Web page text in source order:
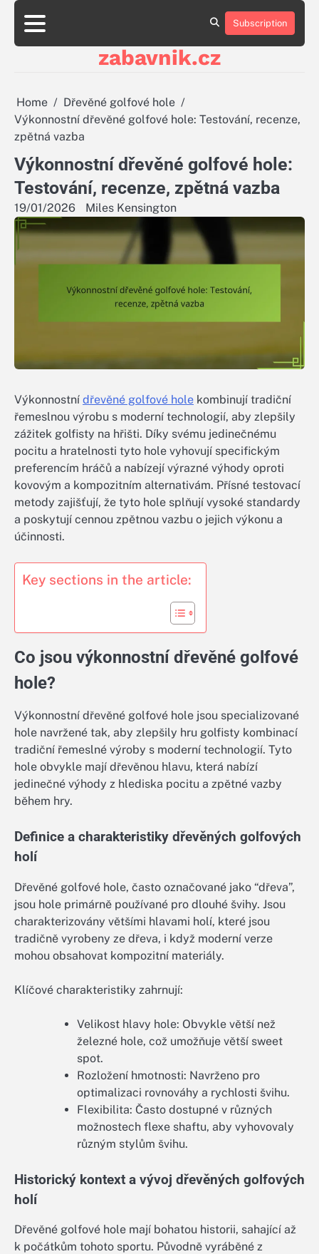
Skip
content
About
Contact
Cookie
Privacy
Sitemap
Terms
Conditions
Subscription
zabavnik.cz
Home
Dřevěné golfové hole
Výkonnostní dřevěné golfové hole: Testování, recenze,
zpětná vazba
Výkonnostní dřevěné golfové hole:
Testování, recenze, zpětná vazba
19/01/2026 Miles Kensington
Výkonnostní dřevěné golfové hole kombinují tradiční
řemeslnou výrobu s moderní technologií, aby zlepšily
zážitek golfisty na hřišti. Díky svému jedinečnému
pocitu a hratelnosti tyto hole vyhovují specifickým
preferencím hráčů a nabízejí výrazné výhody oproti
kovovým a kompozitním alternativám. Přísné testovací
metody zajišťují, že tyto hole splňují vysoké standardy
a poskytují cennou zpětnou vazbu o jejich výkonu a
účinnosti.
Key sections in the article:
Co jsou výkonnostní dřevěné golfové
hole?
Výkonnostní dřevěné golfové hole jsou specializované
hole navržené tak, aby zlepšily hru golfisty kombinací
tradiční řemeslné výroby s moderní technologií. Tyto
hole obvykle mají dřevěnou hlavu, která nabízí
jedinečné výhody z hlediska pocitu a zpětné vazby
během hry.
Definice a charakteristiky dřevěných golfových
holí
Dřevěné golfové hole, často označované jako “dřeva”,
jsou hole primárně používané pro dlouhé švihy. Jsou
charakterizovány většími hlavami holí, které jsou
tradičně vyrobeny ze dřeva, i když moderní verze
mohou obsahovat kompozitní materiály.
Klíčové charakteristiky zahrnují:
Velikost hlavy hole: Obvykle větší než
železné hole, což umožňuje větší sweet
spot.
Rozložení hmotnosti: Navrženo pro
optimalizaci rovnováhy a rychlosti švihu.
Flexibilita: Často dostupné v různých
možnostech flexe shaftu, aby vyhovovaly
různým stylům švihu.
Historický kontext a vývoj dřevěných golfových
holí
Dřevěné golfové hole mají bohatou historii, sahající až
k počátkům tohoto sportu. Původně vyráběné z